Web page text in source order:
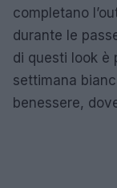
completano
durante le
di questi look è
settimana
benessere,